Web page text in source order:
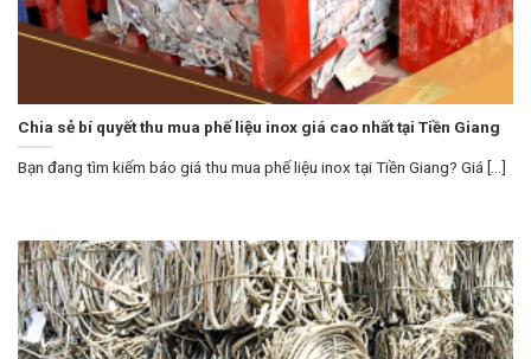
Chia sẻ bí quyết thu mua phế liệu inox giá cao nhất tại Tiền Giang
Bạn đang tìm kiếm báo giá thu mua phế liệu inox tại Tiền Giang? Giá [...]